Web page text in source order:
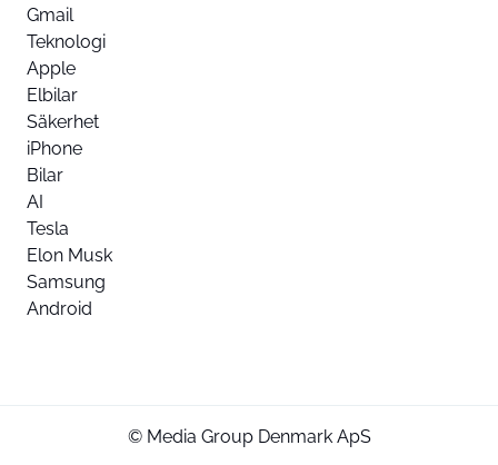
Gmail
Teknologi
Apple
Elbilar
Säkerhet
iPhone
Bilar
AI
Tesla
Elon Musk
Samsung
Android
© Media Group Denmark ApS